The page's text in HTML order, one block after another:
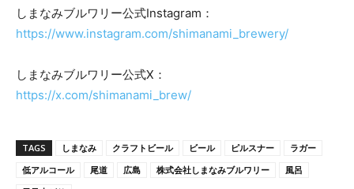
しまなみブルワリー公式Instagram：
https://www.instagram.com/shimanami_brewery/
しまなみブルワリー公式X：
https://x.com/shimanami_brew/
TAGS しまなみ クラフトビール ビール ピルスナー
ラガー
低アルコール
尾道 広島 株式会社しまなみブルワリー
風呂